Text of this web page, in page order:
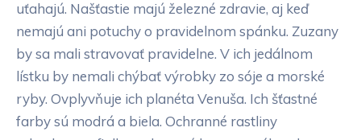
uťahajú. Našťastie majú železné zdravie, aj keď
nemajú ani potuchy o pravidelnom spánku. Zuzany
by sa mali stravovať pravidelne. V ich jedálnom
lístku by nemali chýbať výrobky zo sóje a morské
ryby. Ovplyvňuje ich planéta Venuša. Ich šťastné
farby sú modrá a biela. Ochranné rastliny